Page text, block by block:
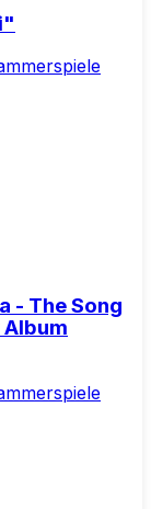
- The Song
Album